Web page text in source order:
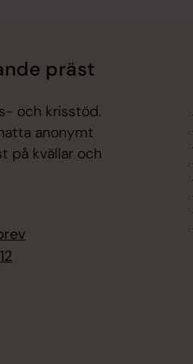
präst
och krisstöd.
anonymt
på kvällar och